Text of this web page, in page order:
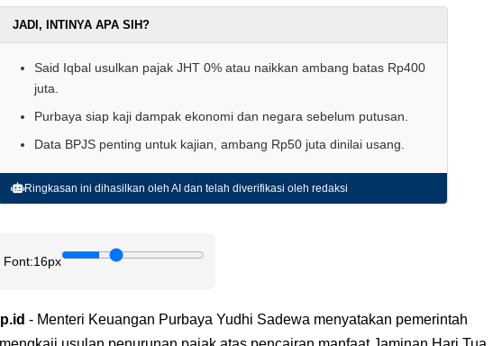
JADI, INTINYA APA SIH?
Said Iqbal usulkan pajak JHT 0% atau naikkan ambang batas Rp400
juta.
Purbaya siap kaji dampak ekonomi dan negara sebelum putusan.
Data BPJS penting untuk kajian, ambang Rp50 juta dinilai usang.
Ringkasan ini dihasilkan oleh AI dan telah diverifikasi oleh redaksi
Font:16px
- Menteri Keuangan Purbaya Yudhi Sadewa menyatakan pemerintah